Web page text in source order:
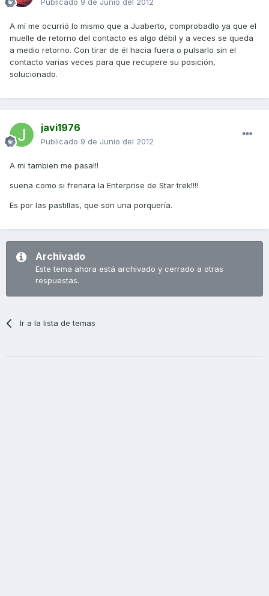
A mí me ocurrió lo mismo que a Juaberto, comprobadlo ya que el
muelle de retorno del contacto es algo débil y a veces se queda
a medio retorno. Con tirar de él hacia fuera o pulsarlo sin el
contacto varias veces para que recupere su posición,
solucionado.
javi1976
Publicado 9 de Junio del 2012
A mi tambien me pasa!!!
suena como si frenara la Enterprise de Star trek!!!!
Es por las pastillas, que son una porquería.
Archivado
Este tema ahora está archivado y cerrado a otras
respuestas.
Ir a la lista de temas